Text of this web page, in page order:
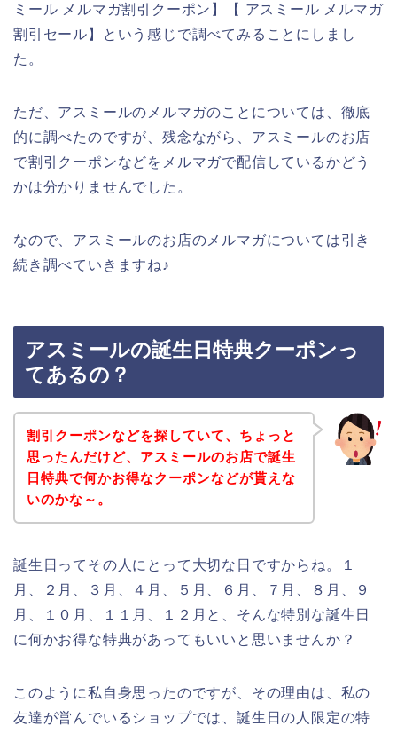
ミール メルマガ割引クーポン】【 アスミール メルマガ
割引セール】という感じで調べてみることにしまし
た。
ただ、アスミールのメルマガのことについては、徹底
的に調べたのですが、残念ながら、アスミールのお店
で割引クーポンなどをメルマガで配信しているかどう
かは分かりませんでした。
なので、アスミールのお店のメルマガについては引き
続き調べていきますね♪
アスミールの誕生日特典クーポンっ
てあるの？
割引クーポンなどを探していて、ちょっと
思ったんだけど、アスミールのお店で誕生
日特典で何かお得なクーポンなどが貰えな
いのかな～。
誕生日ってその人にとって大切な日ですからね。１
月、２月、３月、４月、５月、６月、７月、８月、９
月、１０月、１１月、１２月と、そんな特別な誕生日
に何かお得な特典があってもいいと思いませんか？
このように私自身思ったのですが、その理由は、私の
友達が営んでいるショップでは、誕生日の人限定の特